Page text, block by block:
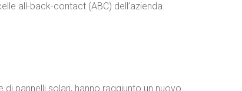
all-back-contact (ABC) dell’azienda.
pannelli solari, hanno raggiunto un nuovo